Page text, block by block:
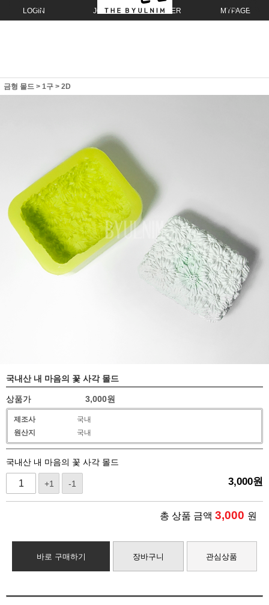
LOGIN JOIN ORDER MYPAGE
금형 몰드 > 1구 > 2D
국내산 내 마음의 꽃 사각 몰드
상품가 3,000원
제조사
국내
원산지
국내
국내산 내 마음의 꽃 사각 몰드
+1 -1 3,000원
총 상품 금액 3,000 원
바로 구매하기 장바구니 관심상품